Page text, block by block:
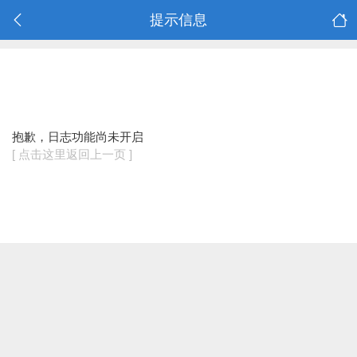
提示信息
抱歉，日志功能尚未开启
[ 点击这里返回上一页 ]